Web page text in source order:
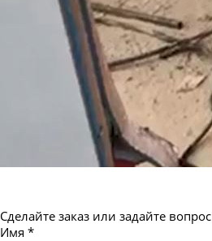
Сделайте заказ или задайте вопрос
Имя *